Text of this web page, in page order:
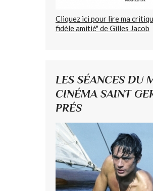
Cliquez ici pour lire ma
fidèle amitié" de Gilles Jacob
LES SÉANCES DU
CINÉMA SAINT
PRÉS